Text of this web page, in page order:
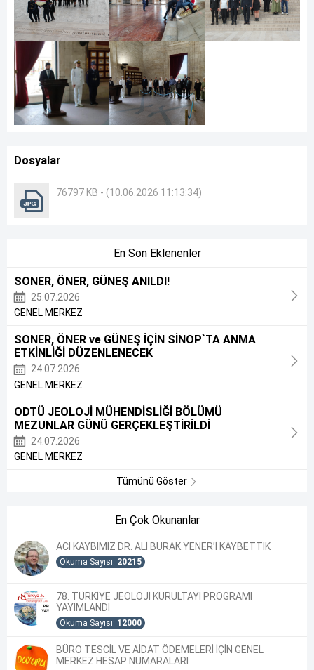
Dosyalar
76797 KB - (10.06.2026 11:13:34)
En Son Eklenenler
SONER, ÖNER, GÜNEŞ ANILDI!
25.07.2026
GENEL MERKEZ
SONER, ÖNER ve GÜNEŞ İÇİN SİNOP`TA ANMA
ETKİNLİĞİ DÜZENLENECEK
24.07.2026
GENEL MERKEZ
ODTÜ JEOLOJİ MÜHENDİSLİĞİ BÖLÜMÜ
MEZUNLAR GÜNÜ GERÇEKLEŞTİRİLDİ
24.07.2026
GENEL MERKEZ
Tümünü Göster
En Çok Okunanlar
ACI KAYBIMIZ DR. ALİ BURAK YENER’İ KAYBETTİK
Okuma Sayısı: 20215
78. TÜRKİYE JEOLOJİ KURULTAYI PROGRAMI
YAYIMLANDI
Okuma Sayısı: 12000
BÜRO TESCİL VE AİDAT ÖDEMELERİ İÇİN GENEL
MERKEZ HESAP NUMARALARI